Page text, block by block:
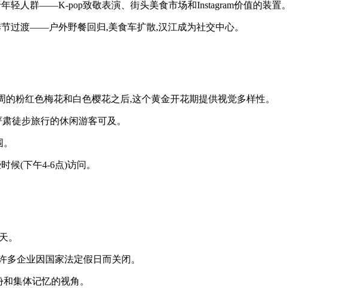
轻人群——K-pop致敬表演、街头美食市场和Instagram价值的装置。
过渡——户外野餐回归,美食车扩散,汉江成为社交中心。
粉红色梅花和白色樱花之后,这个黄金开花期提供视觉多样性。
徒步旅行的休闲游客可及。
候(下午4-6点)访问。
。
企业因国家法定假日而关闭。
集体记忆的视角。